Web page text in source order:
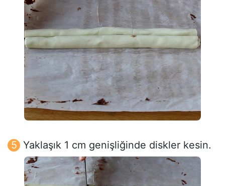
Yaklaşık 1 cm genişliğinde diskler kesin.